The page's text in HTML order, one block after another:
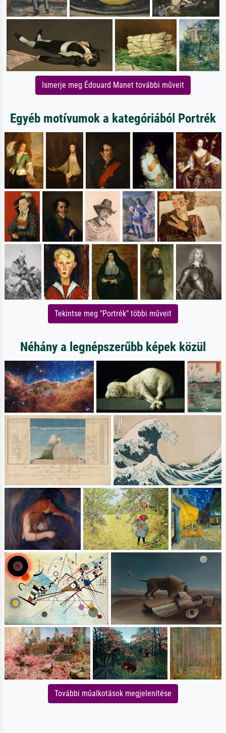
Ismerje meg Édouard Manet további műveit
Egyéb motívumok a kategóriából Portrék
Tekintse meg "Portrék" többi műveit
Néhány a legnépszerűbb képek közül
További műalkotások megjelenítése